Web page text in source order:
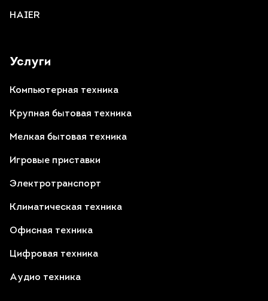
Услуги
Компьютерная техника
Крупная бытовая техника
Мелкая бытовая техника
Игровые приставки
Электротранспорт
Климатическая техника
Офисная техника
Цифровая техника
Аудио техника
HAIER